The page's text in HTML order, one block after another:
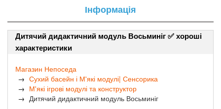
Інформація
Дитячий дидактичний модуль Восьминіг ✅ хороші
характеристики
Магазин Непоседа
Сухий басейн і М'які модулі| Сенсорика
М'які ігрові модулі та конструктор
Дитячий дидактичний модуль Восьминіг